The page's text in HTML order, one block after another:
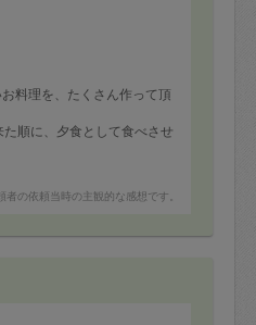
ー◎
のお浸し
コの粒マスタード炒め
してると思います！
料理を、たくさん作って頂
順に、夕食として食べさせ
く、私も子供達も、母も、
者の依頼当時の主観的な感想です。